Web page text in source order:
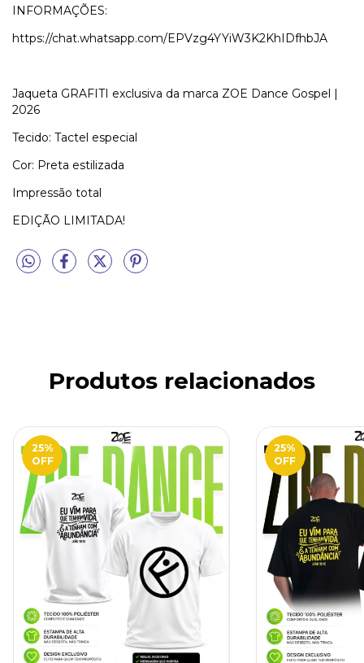
INFORMAÇÕES:
https://chat.whatsapp.com/EPVzg4YYiW3K2KhIDfhbJA
Jaqueta GRAFITI exclusiva da marca ZOE Dance Gospel |
2026
Tecido: Tactel especial
Cor: Preta estilizada
Impressão total
EDIÇÃO LIMITADA!
Produtos relacionados
25%
OFF
25%
OFF